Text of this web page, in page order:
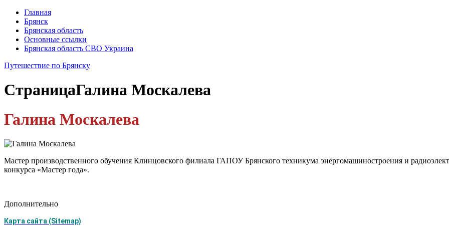
Главная
Брянск
Брянская область
Основные ссылки
Брянская область СВО Украина
Путешествие по Брянску
СтраницаГалина Москалева
Галина Москалева
Мастер производственного обучения Клинцовского филиала ГАПОУ Брянского техникума энергомашиностроения и
конкурса «Мастер года».
Дополнительно
Карта сайта (Sitemap)